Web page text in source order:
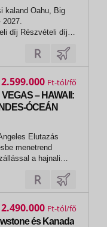
kaland Oahu, Big
2027.
díj 1
kétágyas szobában
– HAWAII:
ÓCEÁN
Elutazás
menetrend
a hajnali
a
szállodában.
2.599.000 Ft
és Kanada
2.490.000 Ft